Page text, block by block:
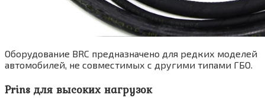
Оборудование BRC предназначено для редких моделей
автомобилей, не совместимых с другими типами ГБО.
Prins для высоких нагрузок